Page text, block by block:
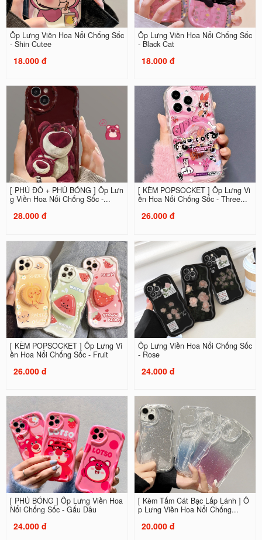
Ốp Lưng Viền Hoa Nổi Chống Sốc
- Shin Cutee
18.000 đ
Ốp Lưng Viền Hoa Nổi Chống Sốc
- Black Cat
18.000 đ
[ PHỦ ĐỎ + PHỦ BÓNG ] Ốp Lưn
g Viền Hoa Nổi Chống Sốc -...
28.000 đ
[ KÈM POPSOCKET ] Ốp Lưng Vi
ền Hoa Nổi Chống Sốc - Three...
26.000 đ
[ KÈM POPSOCKET ] Ốp Lưng Vi
ền Hoa Nổi Chống Sốc - Fruit
26.000 đ
Ốp Lưng Viền Hoa Nổi Chống Sốc
- Rose
24.000 đ
[ PHỦ BÓNG ] Ốp Lưng Viền Hoa
Nổi Chống Sốc - Gấu Dâu
24.000 đ
[ Kèm Tấm Cát Bạc Lấp Lánh ] Ố
p Lưng Viền Hoa Nổi Chống...
20.000 đ